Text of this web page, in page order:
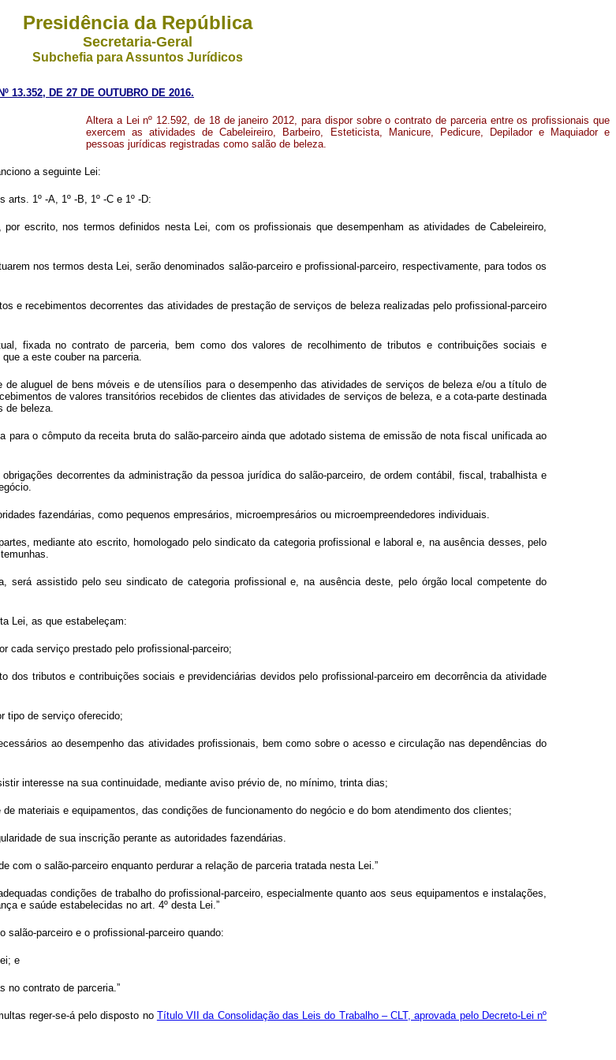
Presidência da República
Secretaria-Geral
Subchefia para Assuntos Jurídicos
13.352, DE 27 DE OUTUBRO DE 2016.
Altera a Lei nº 12.592, de 18 de janeiro 2012, para dispor sobre o contrato de parceria entre os profissionais que
exercem as atividades de Cabeleireiro, Barbeiro, Esteticista, Manicure, Pedicure, Depilador e Maquiador e
pessoas jurídicas registradas como salão de beleza.
a seguinte Lei:
1º -A, 1º -B, 1º -C e 1º -D:
escrito, nos termos definidos nesta Lei, com os profissionais que desempenham as atividades de Cabeleireiro,
nos termos desta Lei, serão denominados salão-parceiro e profissional-parceiro, respectivamente, para todos os
e recebimentos decorrentes das atividades de prestação de serviços de beleza realizadas pelo profissional-parceiro
fixada no contrato de parceria, bem como dos valores de recolhimento de tributos e contribuições sociais e
a este couber na parceria.
de aluguel de bens móveis e de utensílios para o desempenho das atividades de serviços de beleza e/ou a título de
de valores transitórios recebidos de clientes das atividades de serviços de beleza, e a cota-parte destinada
de beleza.
para o cômputo da receita bruta do salão-parceiro ainda que adotado sistema de emissão de nota fiscal unificada ao
decorrentes da administração da pessoa jurídica do salão-parceiro, de ordem contábil, fiscal, trabalhista e
fazendárias, como pequenos empresários, microempresários ou microempreendedores individuais.
mediante ato escrito, homologado pelo sindicato da categoria profissional e laboral e, na ausência desses, pelo
será assistido pelo seu sindicato de categoria profissional e, na ausência deste, pelo órgão local competente do
Lei, as que estabeleçam:
cada serviço prestado pelo profissional-parceiro;
dos tributos e contribuições sociais e previdenciárias devidos pelo profissional-parceiro em decorrência da atividade
tipo de serviço oferecido;
ao desempenho das atividades profissionais, bem como sobre o acesso e circulação nas dependências do
interesse na sua continuidade, mediante aviso prévio de, no mínimo, trinta dias;
materiais e equipamentos, das condições de funcionamento do negócio e do bom atendimento dos clientes;
de sua inscrição perante as autoridades fazendárias.
com o salão-parceiro enquanto perdurar a relação de parceria tratada nesta Lei.”
condições de trabalho do profissional-parceiro, especialmente quanto aos seus equipamentos e instalações,
e saúde estabelecidas no art. 4º desta Lei.”
parceiro e o profissional-parceiro quando:
e
no contrato de parceria.”
reger-se-á pelo disposto no Título VII da Consolidação das Leis do Trabalho – CLT, aprovada pelo Decreto-Lei nº